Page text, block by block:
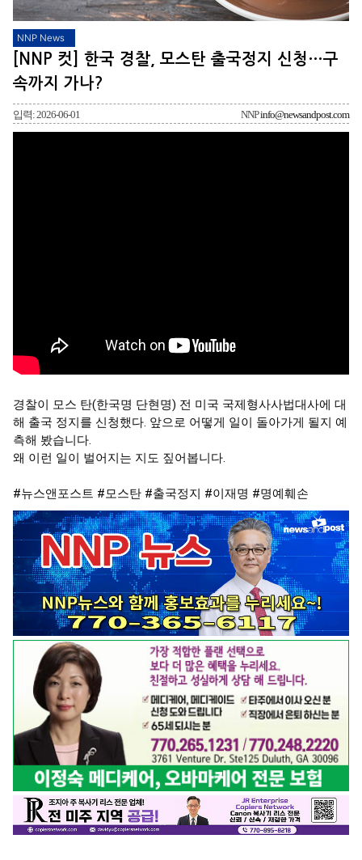
NNP News
[NNP 컷] 한국 경찰, 모스탄 출국정지 신청…구
속까지 가나?
입력: 2026-06-01 NNPinfo@newsandpost.com
경찰이 모스 탄(한국명 단현명) 전 미국 국제형사사법대사에 대
해 출국 정지를 신청했다. 앞으로 어떻게 일이 돌아가게 될지 예
측해 봤습니다.
왜 이런 일이 벌어지는 지도 짚어봅니다.
#뉴스앤포스트 #모스탄 #출국정지 #이재명 #명예훼손